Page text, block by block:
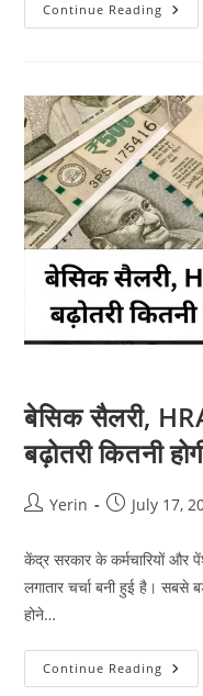
Continue Reading
For
Are
Here
बेसिक सैलरी,
बढ़ोतरी कितनी
PostYerin
PostJuly 17,
केंद्र सरकार के कर्मचारियों और
लगातार चर्चा बनी हुई है।
होने…
Continue Reading बेसिक
सैलरी,